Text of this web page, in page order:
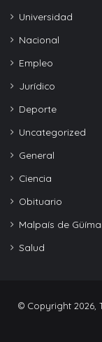
Universidad
Nacional
Empleo
Jurídico
Deporte
Uncategorized
General
Ciencia
Obituario
Malpaís de
Salud
© Copyright 2026,